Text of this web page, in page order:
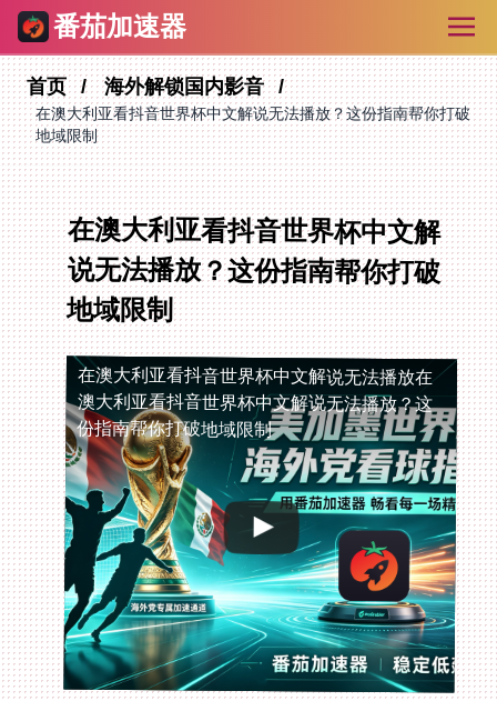
番茄加速器
首页 海外解锁国内影音
在澳大利亚看抖音世界杯中文解说无法播放？这份指南帮你打破
地域限制
在澳大利亚看抖音世界杯中文解
说无法播放？这份指南帮你打破
地域限制
在澳大利亚看抖音世界杯中文解说无法播放在
澳大利亚看抖音世界杯中文解说无法播放？这
份指南帮你打破地域限制